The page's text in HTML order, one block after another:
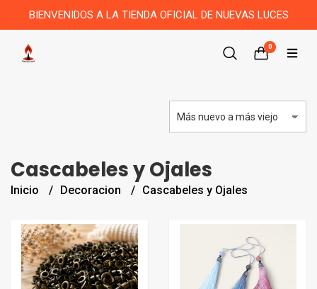
BIENVENIDOS A LA TIENDA OFICIAL DE NUEVAS LUCES
0
Cascabeles y Ojales
Inicio Decoracion Cascabeles y Ojales